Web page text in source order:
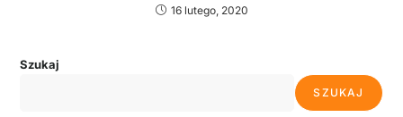
16 lutego, 2020
Szukaj
SZUKAJ